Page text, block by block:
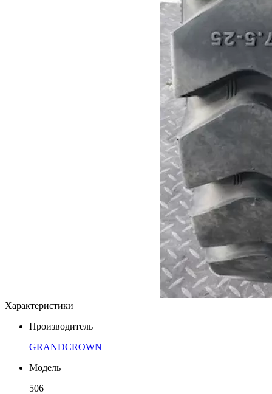
Характеристики
Производитель
GRANDCROWN
Модель
506